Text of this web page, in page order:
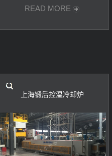
READ MORE
上海锻后控温冷却炉